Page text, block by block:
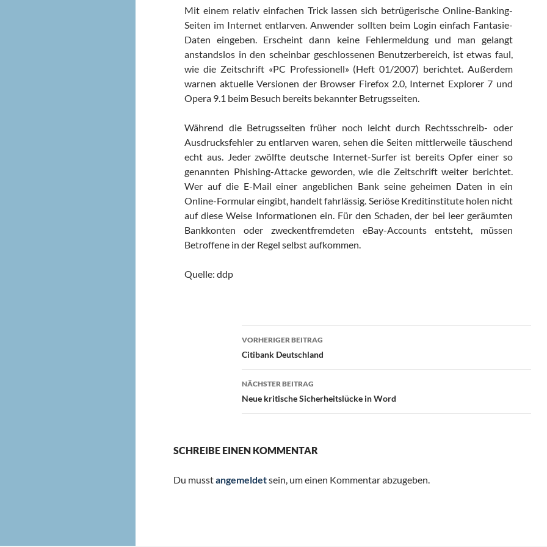
Mit einem relativ einfachen Trick lassen sich betrügerische Online-Banking-
Seiten im Internet entlarven. Anwender sollten beim Login einfach Fantasie-
Daten eingeben. Erscheint dann keine Fehlermeldung und man gelangt
anstandslos in den scheinbar geschlossenen Benutzerbereich, ist etwas faul,
wie die Zeitschrift «PC Professionell» (Heft 01/2007) berichtet. Außerdem
warnen aktuelle Versionen der Browser Firefox 2.0, Internet Explorer 7 und
Opera 9.1 beim Besuch bereits bekannter Betrugsseiten.
Während die Betrugsseiten früher noch leicht durch Rechtsschreib- oder
Ausdrucksfehler zu entlarven waren, sehen die Seiten mittlerweile täuschend
echt aus. Jeder zwölfte deutsche Internet-Surfer ist bereits Opfer einer so
genannten Phishing-Attacke geworden, wie die Zeitschrift weiter berichtet.
Wer auf die E-Mail einer angeblichen Bank seine geheimen Daten in ein
Online-Formular eingibt, handelt fahrlässig. Seriöse Kreditinstitute holen nicht
auf diese Weise Informationen ein. Für den Schaden, der bei leer geräumten
Bankkonten oder zweckentfremdeten eBay-Accounts entsteht, müssen
Betroffene in der Regel selbst aufkommen.
Quelle: ddp
Beitragsnavigation
VORHERIGER BEITRAG
Citibank Deutschland
NÄCHSTER BEITRAG
Neue kritische Sicherheitslücke in Word
SCHREIBE EINEN KOMMENTAR
Du musstangemeldetsein, um einen Kommentar abzugeben.